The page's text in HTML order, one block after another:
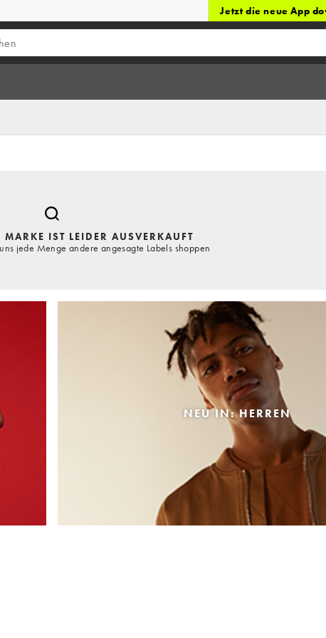
Jetzt die neue App
IST LEIDER AUSVERKAUFT
jede Menge andere angesagte Labels shoppen
NEU IN: HERREN